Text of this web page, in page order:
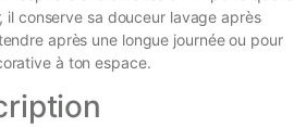
il conserve sa douceur lavage après
après une longue journée ou pour
à ton espace.